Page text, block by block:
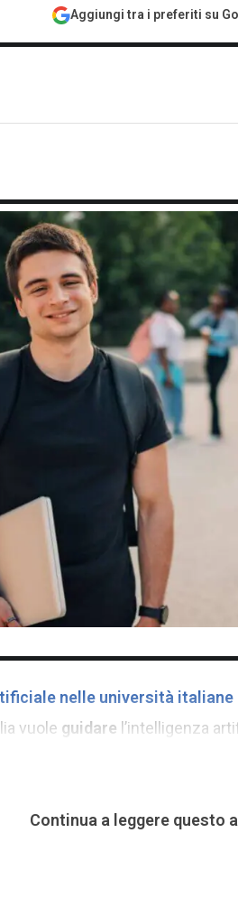
Aggiungi tra i preferiti su
nelle università italiane
vuole guidare l’intelligenza
Continua a leggere questo